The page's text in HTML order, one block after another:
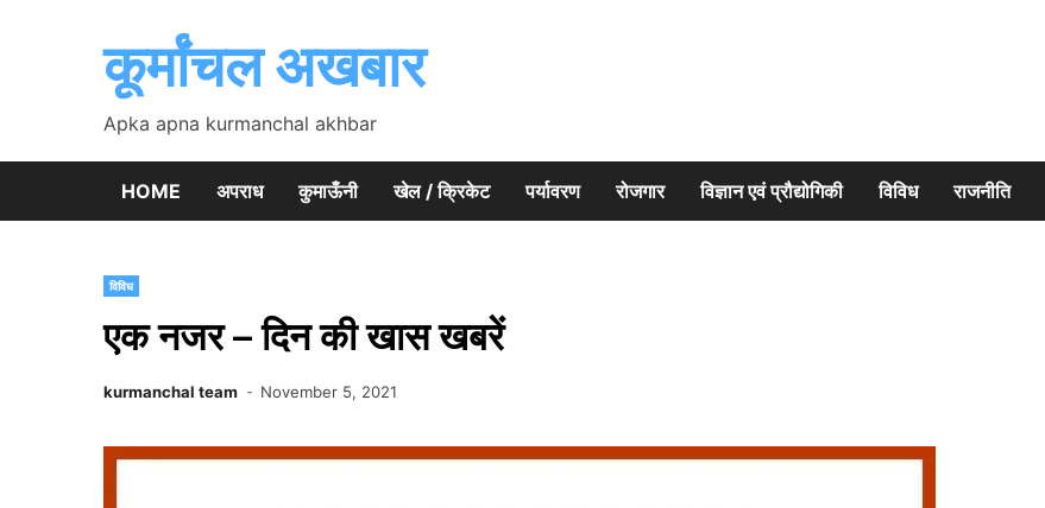
कूर्मांचल अखबार
Apka apna kurmanchal akhbar
HOME अपराध कुमाऊँनी खेल / क्रिकेट पर्यावरण रोजगार विज्ञान एवं प्रौद्योगिकी विविध राजनीति
विविध
एक नजर – दिन की खास खबरें
kurmanchal team November 5, 2021